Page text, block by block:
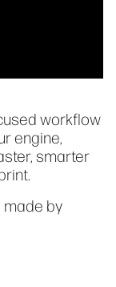
workflow
engine,
smarter
made by